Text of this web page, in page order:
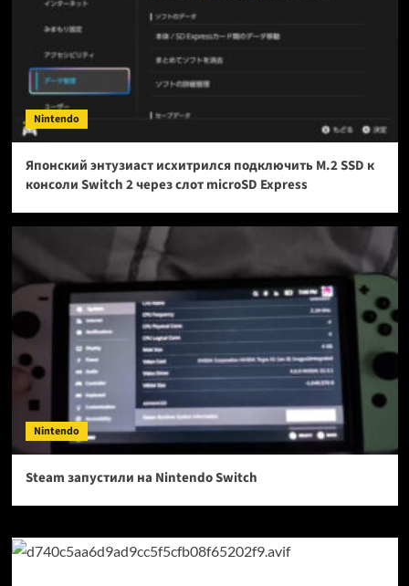
Nintendo
Японский энтузиаст исхитрился подключить M.2 SSD к
консоли Switch 2 через слот microSD Express
Nintendo
Steam запустили на Nintendo Switch